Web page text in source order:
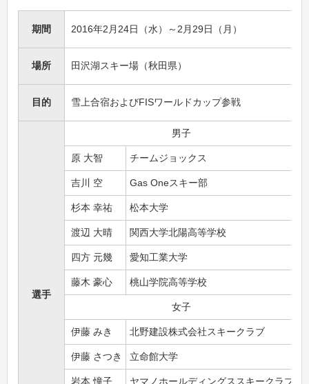
期間 2016年2月24日（水）～2月29日（月）
場所 田沢湖スキー場（秋田県）
目的 雪上合宿およびFISワールドカップ参戦
選手
男子
原 大智 チームジョックス
吉川 空 Gas Oneスキー部
杉本 幸祐 松本大学
渡辺 大晴 関西大学北陽高等学校
四方 元幾 愛知工業大学
藤木 豪心 桃山学院高等学校
女子
伊藤 みき 北野建設株式会社スキークラブ
伊藤 さつき 立命館大学
岩本 憧子 ヤマノホールディングススキークラブ